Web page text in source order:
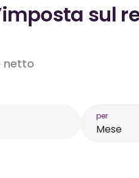
sul
netto
per
Mese